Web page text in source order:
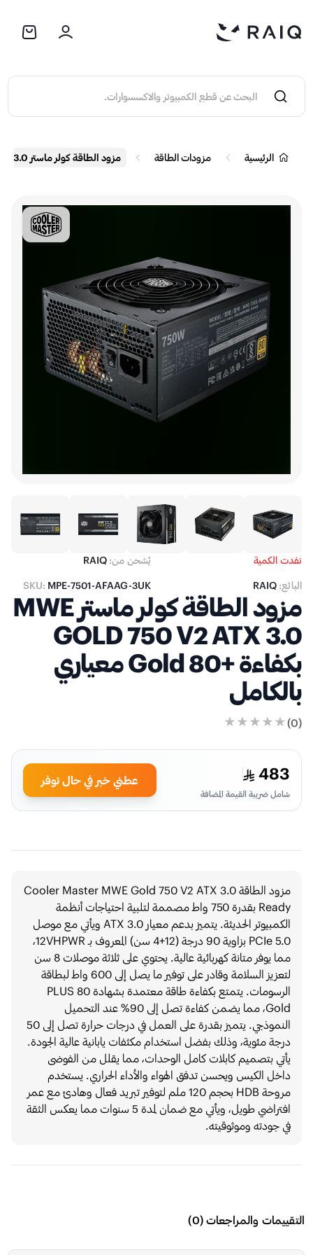
الرئيسية مزودات الطاقة مزود الطاقة كولر ماستر MWE GOLD 750 V2 ATX 3.0
نفدت الكمية يُشحن من: RAIQ
البائع: RAIQ
SKU: MPE-7501-AFAAG-3UK
مزود الطاقة كولر ماستر MWE
GOLD 750 V2 ATX 3.0
بكفاءة +80 Gold معياري
بالكامل
(
0
)
483
شامل ضريبة القيمة المضافة
عطني خبر في حال توفر
مزود الطاقة Cooler Master MWE Gold 750 V2 ATX 3.0
Ready بقدرة 750 واط مصممة لتلبية احتياجات أنظمة
الكمبيوتر الحديثة. يتميز بدعم معيار ATX 3.0 ويأتي مع موصل
PCIe 5.0 بزاوية 90 درجة (12+4 سن) المعروف بـ 12VHPWR،
مما يوفر متانة كهربائية عالية. يحتوي على ثلاثة موصلات 8 سن
لتعزيز السلامة وقادر على توفير ما يصل إلى 600 واط لبطاقة
الرسومات. يتمتع بكفاءة طاقة معتمدة بشهادة 80 PLUS
Gold، مما يضمن كفاءة تصل إلى 90% عند التحميل
النموذجي. يتميز بقدرة على العمل في درجات حرارة تصل إلى 50
درجة مئوية، وذلك بفضل استخدام مكثفات يابانية عالية الجودة.
يأتي بتصميم كابلات كامل الوحدات، مما يقلل من الفوضى
داخل الكيس ويحسن تدفق الهواء والأداء الحراري. يستخدم
مروحة HDB بحجم 120 ملم لتوفير تبريد فعال وهادئ مع عمر
افتراضي طويل، ويأتي مع ضمان لمدة 5 سنوات مما يعكس الثقة
في جودته وموثوقيته.
التقييمات والمراجعات(
0
)